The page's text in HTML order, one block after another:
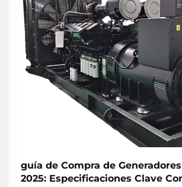
guía de Compra de
2025: Especificaciones Clave